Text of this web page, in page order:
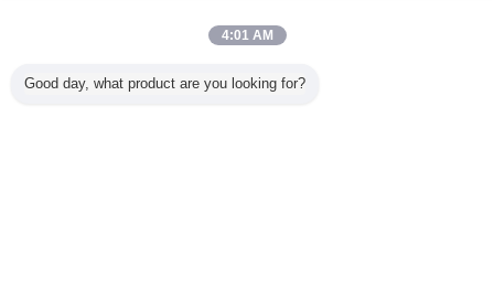
4:01 AM
Good day, what product are you looking for?